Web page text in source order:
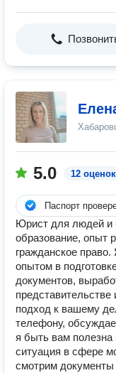
5.0 12 оценок
Паспорт
Юрист для людей и
образование, опыт
гражданское
опытом в
документов,
подход к вашему
телефону,
я быть вам
ситуация в сфере
смотрим